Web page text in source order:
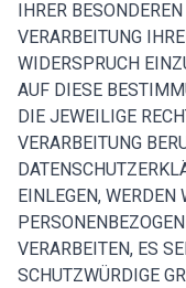
IHRER
VERARBEITUNG
WIDERSPRUCH
AUF DIESE
DIE JEWEILIGE
VERARBEITUNG
EINLEGEN, WERDEN
VERARBEITEN, ES
SCHUTZWÜRDIGE